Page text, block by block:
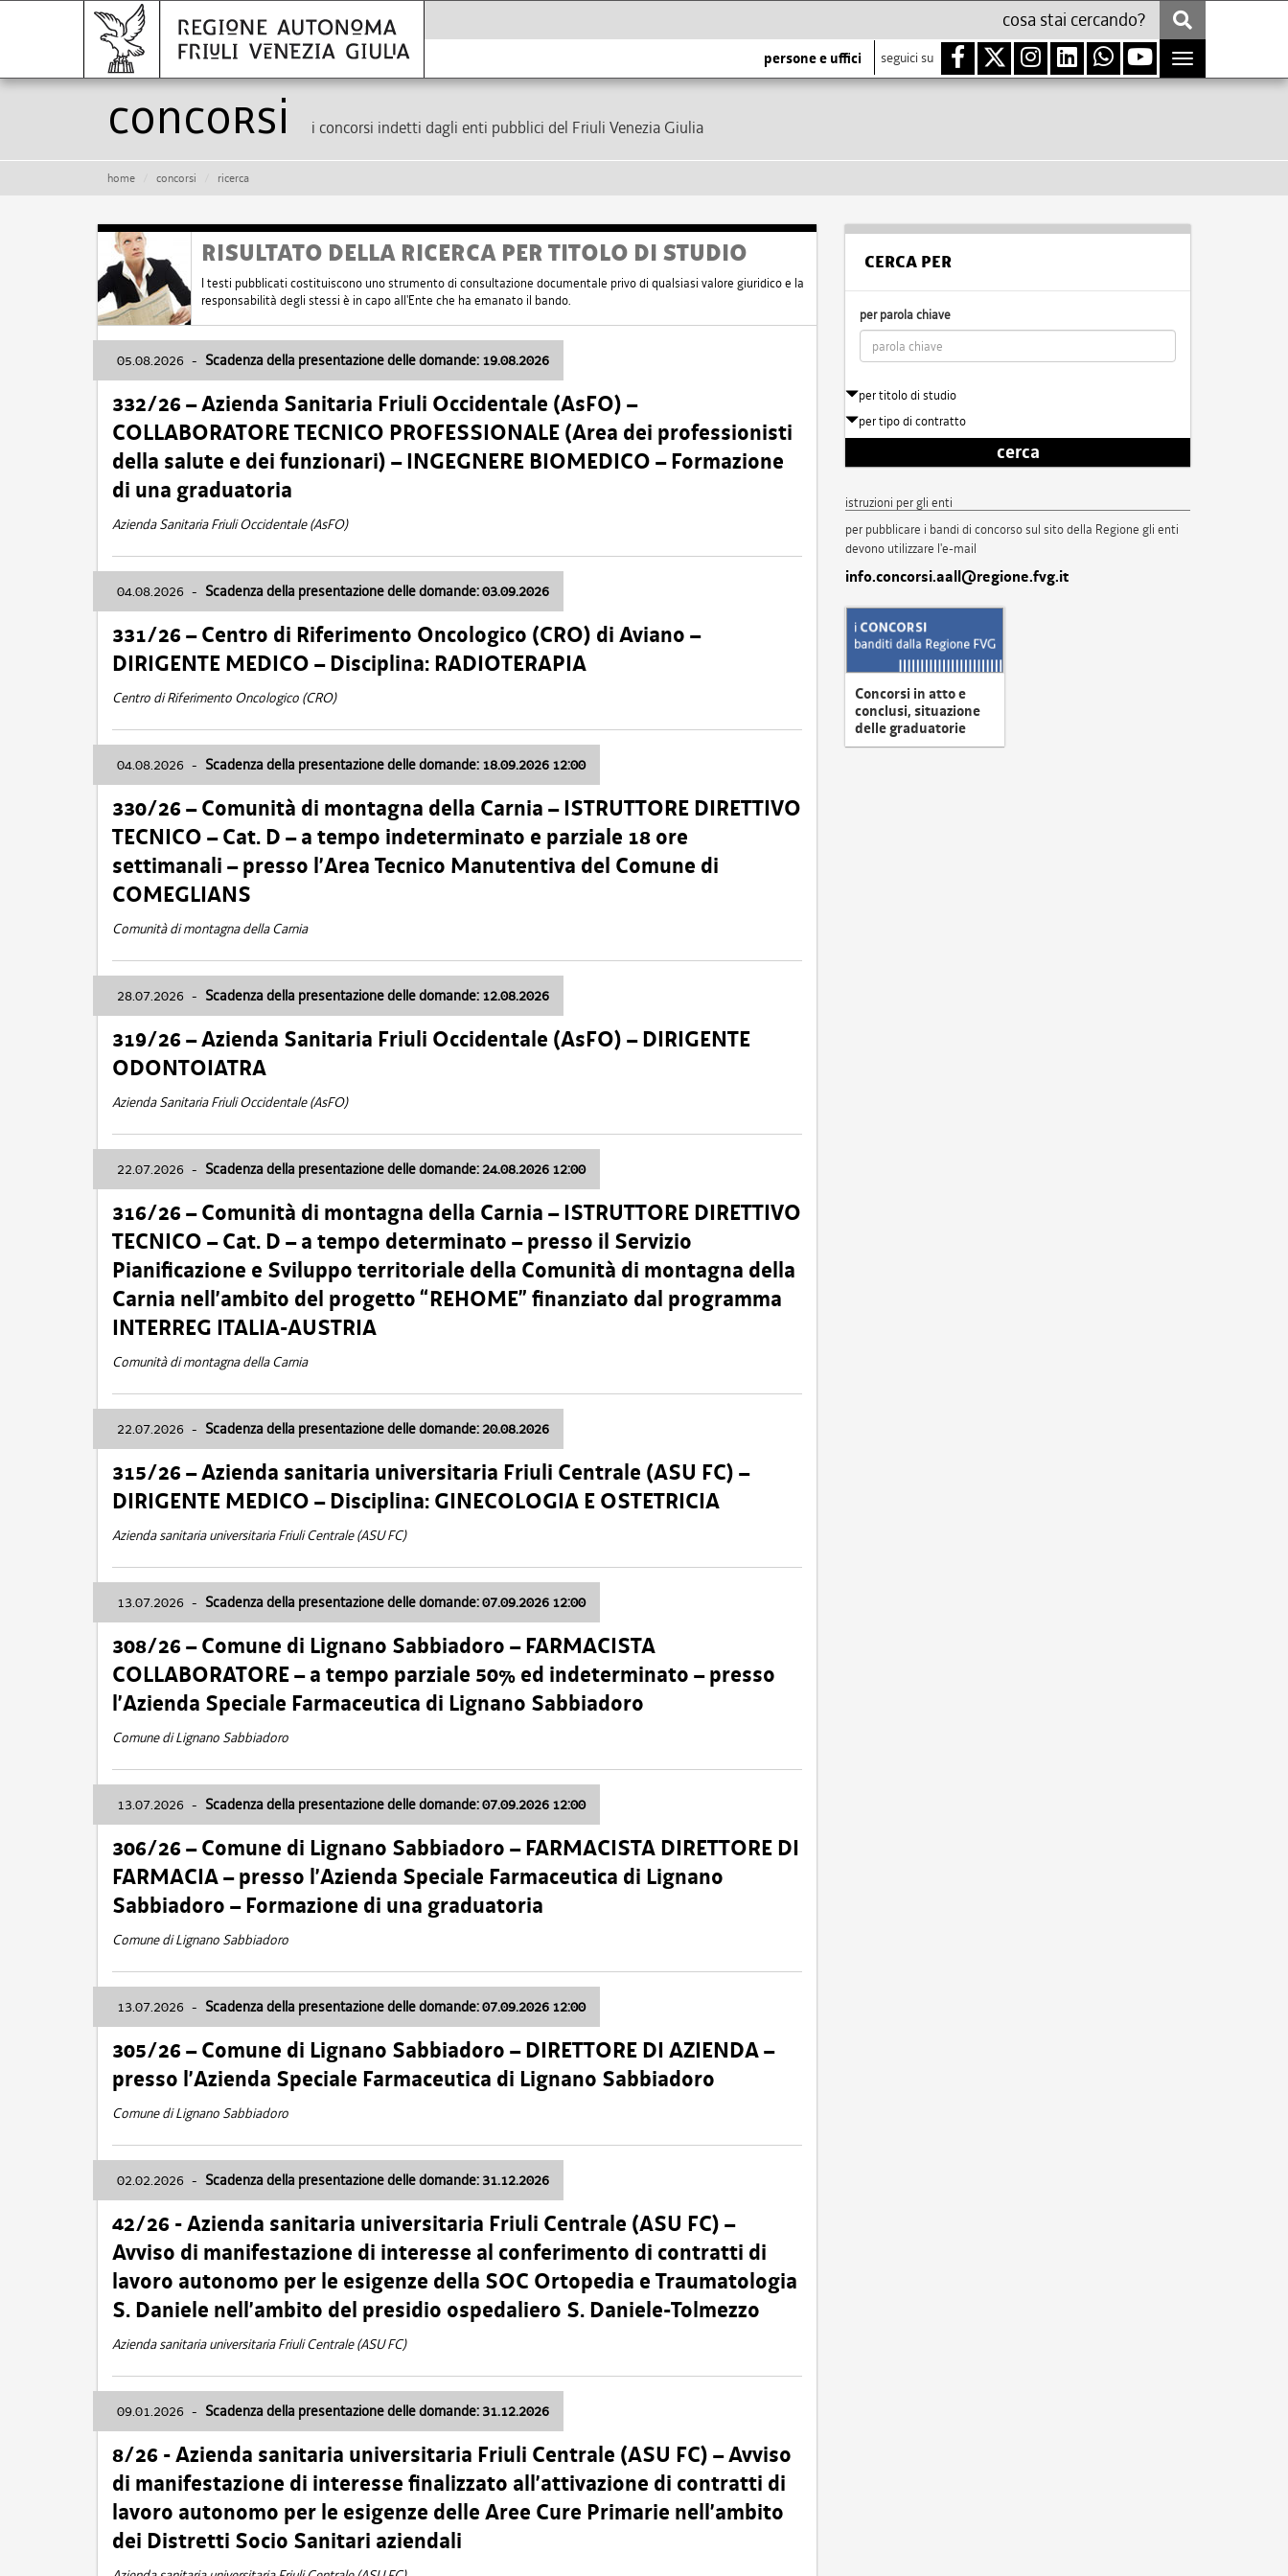
persone e uffici seguici su
Toggle
navigation
Concorsi i concorsi indetti dagli enti pubblici del Friuli Venezia Giulia
home concorsi ricerca
RISULTATO DELLA RICERCA PER TITOLO DI STUDIO
I testi pubblicati costituiscono uno strumento di consultazione documentale privo di qualsiasi valore giuridico e la
responsabilità degli stessi è in capo all'Ente che ha emanato il bando.
05.08.2026 - Scadenza della presentazione delle domande: 19.08.2026
332/26 – Azienda Sanitaria Friuli Occidentale (AsFO) –
COLLABORATORE TECNICO PROFESSIONALE (Area dei professionisti
della salute e dei funzionari) – INGEGNERE BIOMEDICO – Formazione
di una graduatoria
Azienda Sanitaria Friuli Occidentale (AsFO)
04.08.2026 - Scadenza della presentazione delle domande: 03.09.2026
331/26 – Centro di Riferimento Oncologico (CRO) di Aviano –
DIRIGENTE MEDICO – Disciplina: RADIOTERAPIA
Centro di Riferimento Oncologico (CRO)
04.08.2026 - Scadenza della presentazione delle domande: 18.09.2026 12:00
330/26 – Comunità di montagna della Carnia – ISTRUTTORE DIRETTIVO
TECNICO – Cat. D – a tempo indeterminato e parziale 18 ore
settimanali – presso l’Area Tecnico Manutentiva del Comune di
COMEGLIANS
Comunità di montagna della Carnia
28.07.2026 - Scadenza della presentazione delle domande: 12.08.2026
319/26 – Azienda Sanitaria Friuli Occidentale (AsFO) – DIRIGENTE
ODONTOIATRA
Azienda Sanitaria Friuli Occidentale (AsFO)
22.07.2026 - Scadenza della presentazione delle domande: 24.08.2026 12:00
316/26 – Comunità di montagna della Carnia – ISTRUTTORE DIRETTIVO
TECNICO – Cat. D – a tempo determinato – presso il Servizio
Pianificazione e Sviluppo territoriale della Comunità di montagna della
Carnia nell’ambito del progetto “REHOME” finanziato dal programma
INTERREG ITALIA-AUSTRIA
Comunità di montagna della Carnia
22.07.2026 - Scadenza della presentazione delle domande: 20.08.2026
315/26 – Azienda sanitaria universitaria Friuli Centrale (ASU FC) –
DIRIGENTE MEDICO – Disciplina: GINECOLOGIA E OSTETRICIA
Azienda sanitaria universitaria Friuli Centrale (ASU FC)
13.07.2026 - Scadenza della presentazione delle domande: 07.09.2026 12:00
308/26 – Comune di Lignano Sabbiadoro – FARMACISTA
COLLABORATORE – a tempo parziale 50% ed indeterminato – presso
l’Azienda Speciale Farmaceutica di Lignano Sabbiadoro
Comune di Lignano Sabbiadoro
13.07.2026 - Scadenza della presentazione delle domande: 07.09.2026 12:00
306/26 – Comune di Lignano Sabbiadoro – FARMACISTA DIRETTORE DI
FARMACIA – presso l’Azienda Speciale Farmaceutica di Lignano
Sabbiadoro – Formazione di una graduatoria
Comune di Lignano Sabbiadoro
13.07.2026 - Scadenza della presentazione delle domande: 07.09.2026 12:00
305/26 – Comune di Lignano Sabbiadoro – DIRETTORE DI AZIENDA –
presso l’Azienda Speciale Farmaceutica di Lignano Sabbiadoro
Comune di Lignano Sabbiadoro
02.02.2026 - Scadenza della presentazione delle domande: 31.12.2026
42/26 - Azienda sanitaria universitaria Friuli Centrale (ASU FC) –
Avviso di manifestazione di interesse al conferimento di contratti di
lavoro autonomo per le esigenze della SOC Ortopedia e Traumatologia
S. Daniele nell’ambito del presidio ospedaliero S. Daniele-Tolmezzo
Azienda sanitaria universitaria Friuli Centrale (ASU FC)
09.01.2026 - Scadenza della presentazione delle domande: 31.12.2026
8/26 - Azienda sanitaria universitaria Friuli Centrale (ASU FC) – Avviso
di manifestazione di interesse finalizzato all’attivazione di contratti di
lavoro autonomo per le esigenze delle Aree Cure Primarie nell’ambito
dei Distretti Socio Sanitari aziendali
CERCA PER
per parola chiave
per titolo di studio
per tipo di contratto
cerca
istruzioni per gli enti
per pubblicare i bandi di concorso sul sito della Regione gli enti
devono utilizzare l'e-mail
info.concorsi.aall@regione.fvg.it
Concorsi in atto e
conclusi, situazione
delle graduatorie